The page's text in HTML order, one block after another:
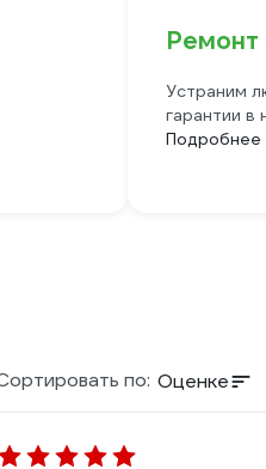
Ремонт
Устраним
гарантии в
Подробнее
по: Оценке